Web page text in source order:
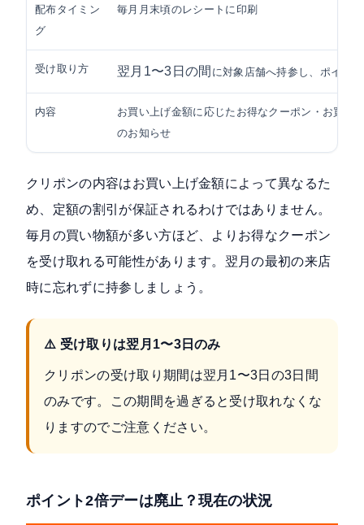
配布タイミン
グ
毎月月末頃のレシートに印刷
受け取り方 翌月1〜3日の間 に対象店舗へ持参し、ポイン
内容
お買い上げ金額に応じたお得なクーポン・お買い
のお知らせ
クリポンの内容はお買い上げ金額によって異なるた
め、定額の割引が保証されるわけではありません。
毎月の買い物額が多い方ほど、よりお得なクーポン
を受け取れる可能性があります。翌月の最初の来店
時に忘れずに持参しましょう。
⚠️ 受け取りは翌月1〜3日のみ
クリポンの受け取り期間は翌月1〜3日の3日間
のみです。この期間を過ぎると受け取れなくな
りますのでご注意ください。
ポイント2倍デーは廃止？現在の状況